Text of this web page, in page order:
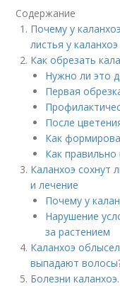
Содержание
Почему у
листья у
Как обрезать
Нужно ли это
Первая
После
Как
Как
Каланхоэ сохнут
и лечение
Почему у
Нарушение
за растением
Каланхоэ
выпадают
Болезни